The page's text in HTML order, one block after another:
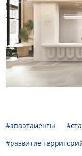
#апартаменты
#развитие